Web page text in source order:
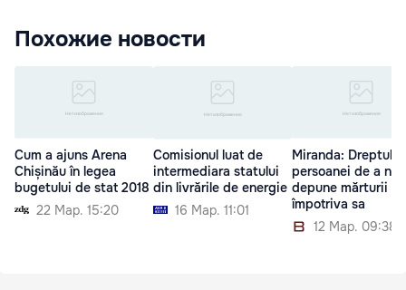
Похожие новости
Cum a ajuns Arena
Chișinău în legea
bugetului de stat 2018
22 Мар. 15:20
Comisionul luat de
intermediara statului
din livrările de energie
16 Мар. 11:01
Miranda: Dreptul
persoanei de a nu
depune mărturii
împotriva sa
12 Мар. 09:38